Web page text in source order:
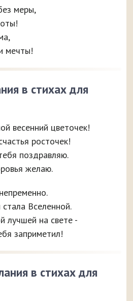
меры,
мечты!
в стихах для
весенний цветочек!
росточек!
поздравляю.
желаю.
Вселенной.
лучшей на свете -
заприметил!
в стихах для